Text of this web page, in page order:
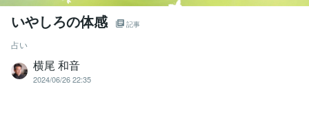
いやしろの体感 記事
占い
横尾 和音
2024/06/26 22:35